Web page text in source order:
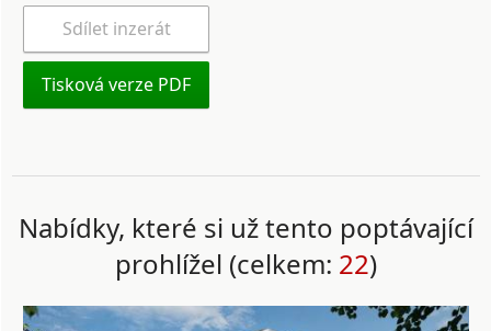
Sdílet inzerát
Tisková verze PDF
Nabídky, které si už tento poptávající
prohlížel (celkem: 22)